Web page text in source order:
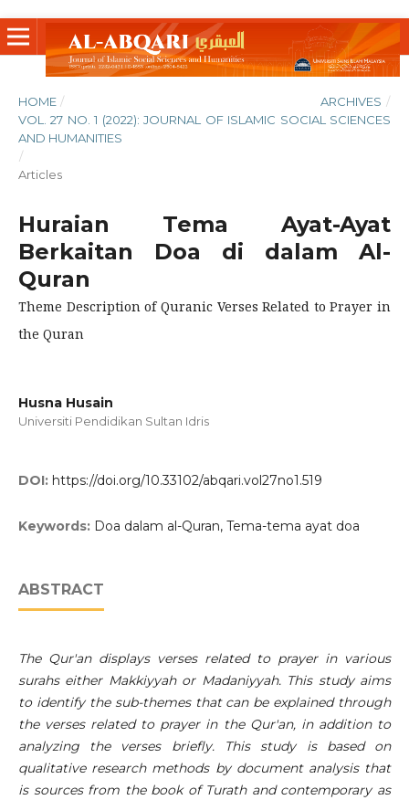
HOME / ARCHIVES /
VOL. 27 NO. 1 (2022): JOURNAL OF ISLAMIC SOCIAL SCIENCES
AND HUMANITIES
/
Articles
Huraian Tema Ayat-Ayat
Berkaitan Doa di dalam Al-
Quran
Theme Description of Quranic Verses Related to Prayer in
the Quran
Husna Husain
Universiti Pendidikan Sultan Idris
DOI: https://doi.org/10.33102/abqari.vol27no1.519
Keywords: Doa dalam al-Quran, Tema-tema ayat doa
ABSTRACT
The Qur'an displays verses related to prayer in various
surahs either Makkiyyah or Madaniyyah. This study aims
to identify the sub-themes that can be explained through
the verses related to prayer in the Qur'an, in addition to
analyzing the verses briefly. This study is based on
qualitative research methods by document analysis that
is sources from the book of Turath and contemporary as